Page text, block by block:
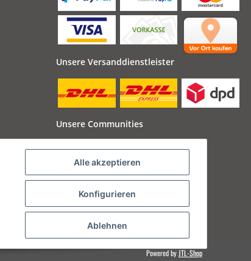
Unsere Versanddienstleister
Unsere Communities
Powered by JTL-Shop
Alle akzeptieren
Konfigurieren
Ablehnen